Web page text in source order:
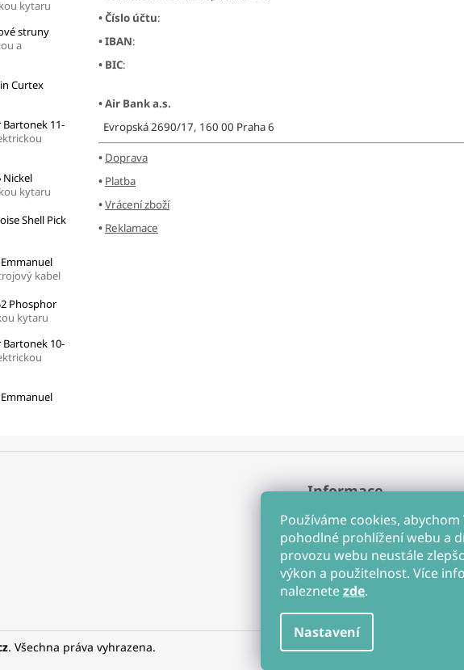
Používáme cookies,
pohodlné prohlížení webu a
provozu webu neustále
výkon a použitelnost. Více
naleznetezde.
Nastavení
kytaru
struny
a
Curtex
11-
Nickel
kytaru
Shell Pick
kabel
Phosphor
kytaru
10-
• Číslo účtu:
• IBAN:
• BIC:
• Air Bank a.s.
Evropská 2690/17, 160 00 Praha 6
• Doprava
• Platba
•Vrácení zboží
• Reklamace
Informace
Obchodní podmínky
Ochrana osobních údajů
Soubory cookies
Hodnocení obchodu
. Všechna práva vyhrazena.